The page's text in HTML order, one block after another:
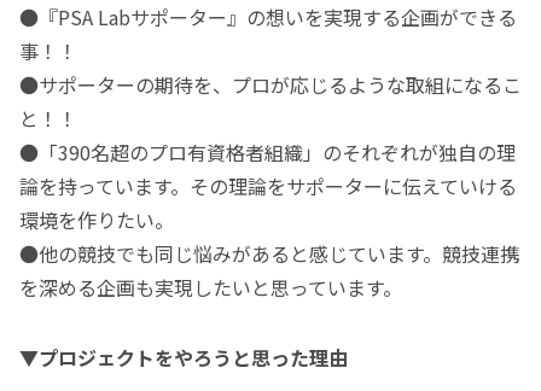
●『PSA Labサポーター』の想いを実現する企画ができる
事！！
●サポーターの期待を、プロが応じるような取組になるこ
と！！
●「390名超のプロ有資格者組織」のそれぞれが独自の理
論を持っています。その理論をサポーターに伝えていける
環境を作りたい。
●他の競技でも同じ悩みがあると感じています。競技連携
を深める企画も実現したいと思っています。
▼プロジェクトをやろうと思った理由